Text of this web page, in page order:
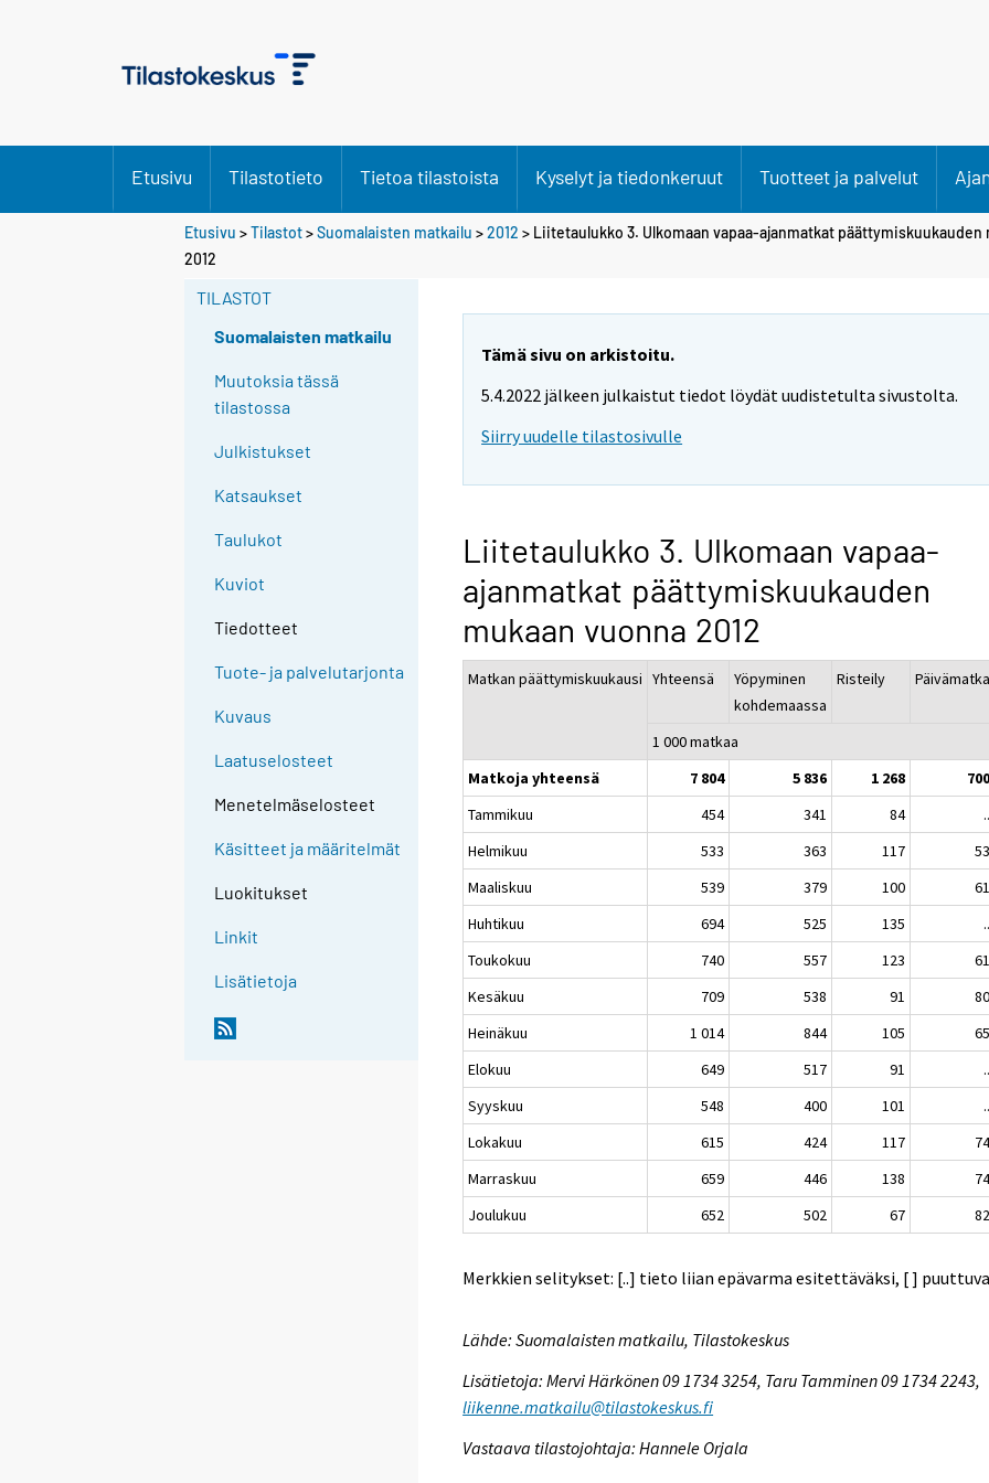
Etusivu Tilastotieto Tietoa tilastoista Kyselyt ja tiedonkeruut Tuotteet ja palvelut
Etusivu >Tilastot>Suomalaisten matkailu >2012 > Liitetaulukko 3. Ulkomaan vapaa-ajanmatkat päättymiskuukauden
2012
TILASTOT
Suomalaisten matkailu
Muutoksia tässä
tilastossa
Julkistukset
Katsaukset
Taulukot
Kuviot
Tiedotteet
Tuote- ja palvelutarjonta
Kuvaus
Laatuselosteet
Menetelmäselosteet
Käsitteet ja määritelmät
Luokitukset
Linkit
Lisätietoja
Tämä sivu on arkistoitu.
5.4.2022 jälkeen julkaistut tiedot löydät uudistetulta sivustolta.
Siirry uudelle tilastosivulle
Liitetaulukko 3. Ulkomaan vapaa-
ajanmatkat päättymiskuukauden
mukaan vuonna 2012
Matkan päättymiskuukausi Yhteensä
Yöpyminen
kohdemaassa
Risteily Päivämatka
1 000 matkaa
Matkoja yhteensä
7 804 5 836 1 268
700
Tammikuu
454 341 84
..
Helmikuu
533 363 117
53
Maaliskuu
539 379 100
61
Huhtikuu
694 525 135
..
Toukokuu
740 557 123
61
Kesäkuu
709 538 91
80
Heinäkuu
1 014 844 105
65
Elokuu
649 517 91
..
Syyskuu
548 400 101
..
Lokakuu
615 424 117
Marraskuu
659 446 138
Joulukuu
652 502 67 82
Merkkien selitykset: [..] tieto liian epävarma esitettäväksi, [ ]
Lähde: Suomalaisten matkailu, Tilastokeskus
Lisätietoja: Mervi Härkönen 09 1734 3254, Taru Tamminen 09 1734 2243,
liikenne.matkailu@tilastokeskus.fi
Vastaava tilastojohtaja: Hannele Orjala